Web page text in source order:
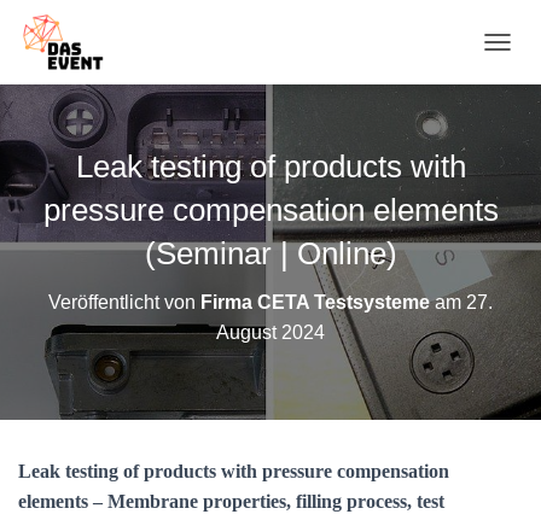
A
G
T
I
O
S
C
H
A
Leak testing of products with
pressure compensation elements
(Seminar | Online)
Veröffentlicht von Firma CETA Testsystemeam 27.
August 2024
Leak testing of products with pressure compensation
elements – Membrane properties, filling process, test